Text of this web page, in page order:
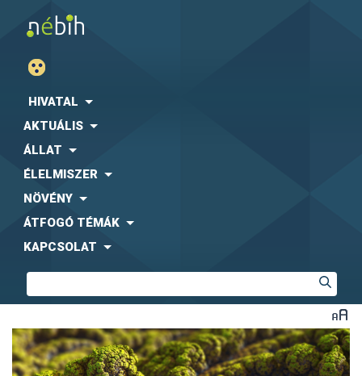
HIVATAL
AKTUÁLIS
ÁLLAT
ÉLELMISZER
NÖVÉNY
ÁTFOGÓ TÉMÁK
KAPCSOLAT